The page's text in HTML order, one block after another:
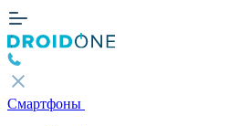
Смартфоны